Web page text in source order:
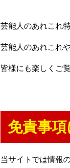
芸能人のあれこれ
芸能人のあれこれ
皆様にも楽しくご
免責事
当サイトでは情報